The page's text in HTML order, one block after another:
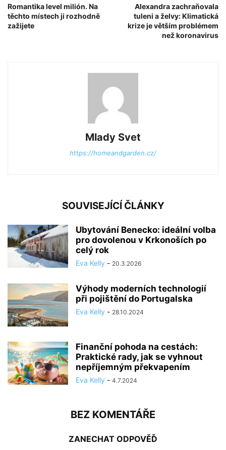
Romantika level milión. Na
těchto místech ji rozhodně
zažijete
Alexandra zachraňovala
tuleni a želvy: Klimatická
krize je větším problémem
než koronavirus
Mlady Svet
https://homeandgarden.cz/
SOUVISEJÍCÍ ČLÁNKY
Ubytování Benecko: ideální volba
pro dovolenou v Krkonoších po
celý rok
Eva Kelly - 20.3.2026
Výhody moderních technologií
při pojištění do Portugalska
Eva Kelly - 28.10.2024
Finanční pohoda na cestách:
Praktické rady, jak se vyhnout
nepříjemným překvapením
Eva Kelly - 4.7.2024
BEZ KOMENTÁŘE
ZANECHAT ODPOVĚĎ